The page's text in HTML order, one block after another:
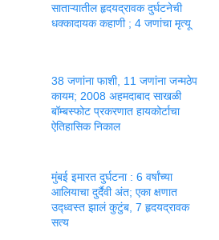
साताऱ्यातील हृदयद्रावक दुर्घटनेची
धक्कादायक कहाणी ; 4 जणांचा मृत्यू
38 जणांना फाशी, 11 जणांना जन्मठेप
कायम; 2008 अहमदाबाद साखळी
बॉम्बस्फोट प्रकरणात हायकोर्टाचा
ऐतिहासिक निकाल
मुंबई इमारत दुर्घटना : 6 वर्षांच्या
आलियाचा दुर्दैवी अंत; एका क्षणात
उद्ध्वस्त झालं कुटुंब, 7 हृदयद्रावक
सत्य